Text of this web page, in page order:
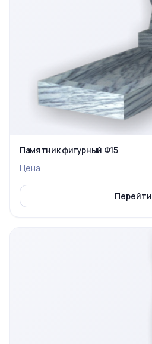
Памятник фигурный Ф15
Цена
Перейти